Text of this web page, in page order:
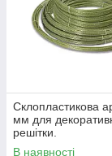
Склопластикова
мм для
решітки.
В наявності